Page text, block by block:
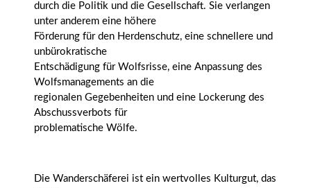
durch die Politik und die Gesellschaft. Sie verlangen
unter anderem eine höhere
Förderung für den Herdenschutz, eine schnellere und
unbürokratische
Entschädigung für Wolfsrisse, eine Anpassung des
Wolfsmanagements an die
regionalen Gegebenheiten und eine Lockerung des
Abschussverbots für
problematische Wölfe.
Die Wanderschäferei ist ein wertvolles Kulturgut, das